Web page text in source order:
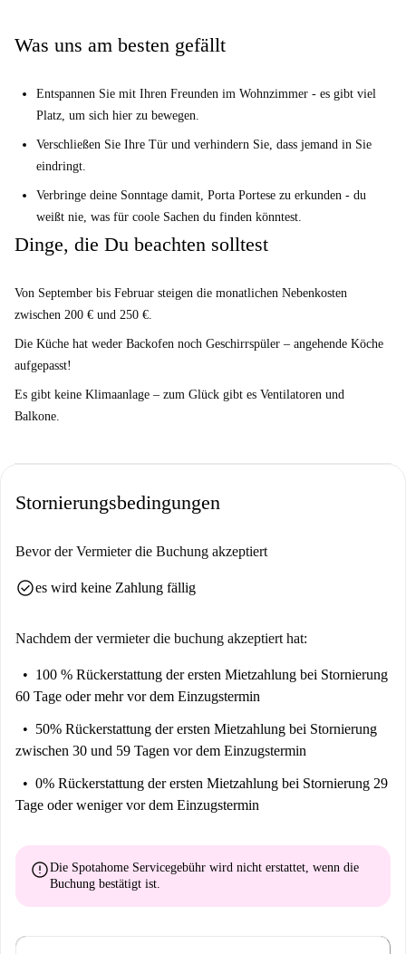
Was uns am besten gefällt
Entspannen Sie mit Ihren Freunden im Wohnzimmer - es gibt viel
Platz, um sich hier zu bewegen.
Verschließen Sie Ihre Tür und verhindern Sie, dass jemand in Sie
eindringt.
Verbringe deine Sonntage damit, Porta Portese zu erkunden - du
weißt nie, was für coole Sachen du finden könntest.
Dinge, die Du beachten solltest
Von September bis Februar steigen die monatlichen Nebenkosten
zwischen 200 € und 250 €.
Die Küche hat weder Backofen noch Geschirrspüler – angehende Köche
aufgepasst!
Es gibt keine Klimaanlage – zum Glück gibt es Ventilatoren und
Balkone.
Stornierungsbedingungen
Bevor der Vermieter die Buchung akzeptiert
check_circlees wird keine Zahlung fällig
Nachdem der vermieter die buchung akzeptiert hat:
100 % Rückerstattung der ersten Mietzahlung bei Stornierung
60 Tage oder mehr vor dem Einzugstermin
50% Rückerstattung der ersten Mietzahlung bei Stornierung
zwischen 30 und 59 Tagen vor dem Einzugstermin
0% Rückerstattung der ersten Mietzahlung bei Stornierung 29
Tage oder weniger vor dem Einzugstermin
errorDie Spotahome Servicegebühr wird nicht erstattet , wenn die
Buchung bestätigt ist.